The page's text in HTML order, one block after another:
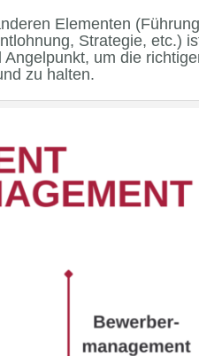
Elementen
Strategie, etc.)
um die
zu halten.